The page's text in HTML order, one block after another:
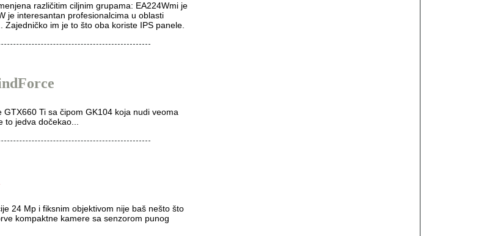
različitim ciljnim grupama: EA224Wmi je
je interesantan profesionalcima u oblasti
im je to što oba koriste IPS panele.
Ti sa čipom GK104 koja nudi veoma
jedva dočekao...
24 Mp i fiksnim objektivom nije baš nešto što
kompaktne kamere sa senzorom punog